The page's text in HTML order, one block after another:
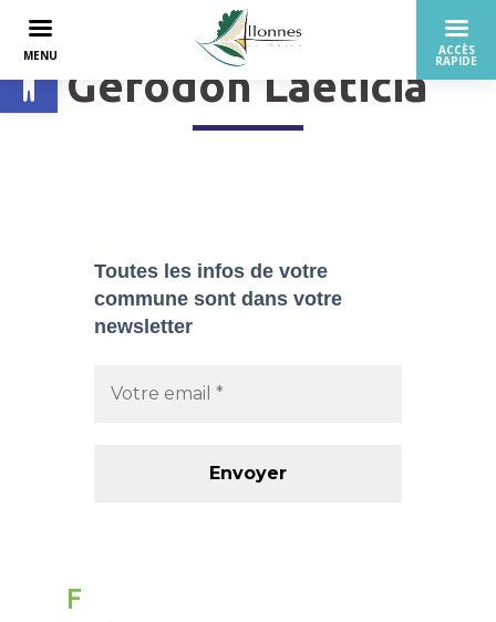
Ouvrir la barre d’outils
Gérodon Laëticia
Toutes les infos de votre
commune sont dans votre
newsletter
F